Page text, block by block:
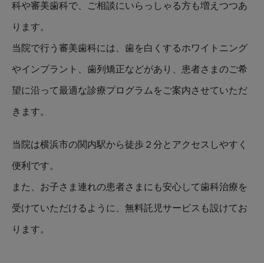
科や審美歯科で、ご相談にいらっしゃる方も増えつつあ
ります。
当院で行う審美歯科には、歯を白くするホワイトニング
やインプラント、歯列矯正などがあり、患者さまのご希
望に沿って最適な診療プログラムをご案内させていただ
きます。
当院は横浜市の関内駅から徒歩２分とアクセスしやすく
便利です。
また、お子さま連れの患者さまにも安心して歯科治療を
受けていただけるように、無料託児サービスも設けてお
ります。